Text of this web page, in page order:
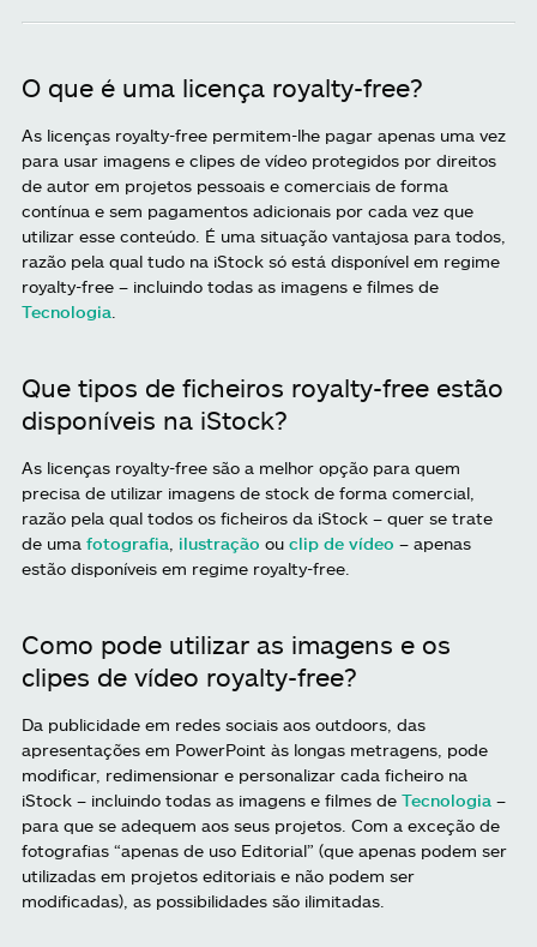
O que é uma licença royalty-free?
As licenças royalty-free permitem-lhe pagar apenas uma vez
para usar imagens e clipes de vídeo protegidos por direitos
de autor em projetos pessoais e comerciais de forma
contínua e sem pagamentos adicionais por cada vez que
utilizar esse conteúdo. É uma situação vantajosa para todos,
razão pela qual tudo na iStock só está disponível em regime
royalty-free – incluindo todas as imagens e filmes de
Tecnologia
Que tipos de ficheiros royalty-free estão
disponíveis na iStock?
As licenças royalty-free são a melhor opção para quem
precisa de utilizar imagens de stock de forma comercial,
razão pela qual todos os ficheiros da iStock – quer se trate
de uma fotografia ilustração ou clip de vídeo – apenas
estão disponíveis em regime royalty-free.
Como pode utilizar as imagens e os
clipes de vídeo royalty-free?
Da publicidade em redes sociais aos outdoors, das
apresentações em PowerPoint às longas metragens, pode
modificar, redimensionar e personalizar cada ficheiro na
iStock – incluindo todas as imagens e filmes de Tecnologia –
para que se adequem aos seus projetos. Com a exceção de
fotografias “apenas de uso Editorial” (que apenas podem ser
utilizadas em projetos editoriais e não podem ser
modificadas), as possibilidades são ilimitadas.